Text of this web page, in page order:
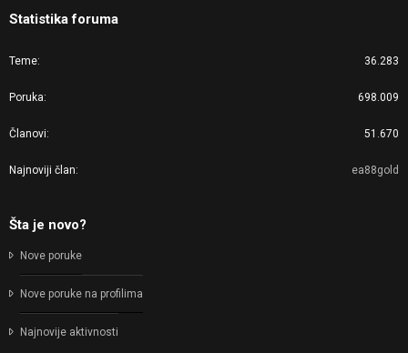
Statistika foruma
Teme 36.283
Poruka 698.009
Članovi 51.670
Najnoviji član ea88gold
Šta je novo?
Nove poruke
Nove poruke na profilima
Najnovije aktivnosti